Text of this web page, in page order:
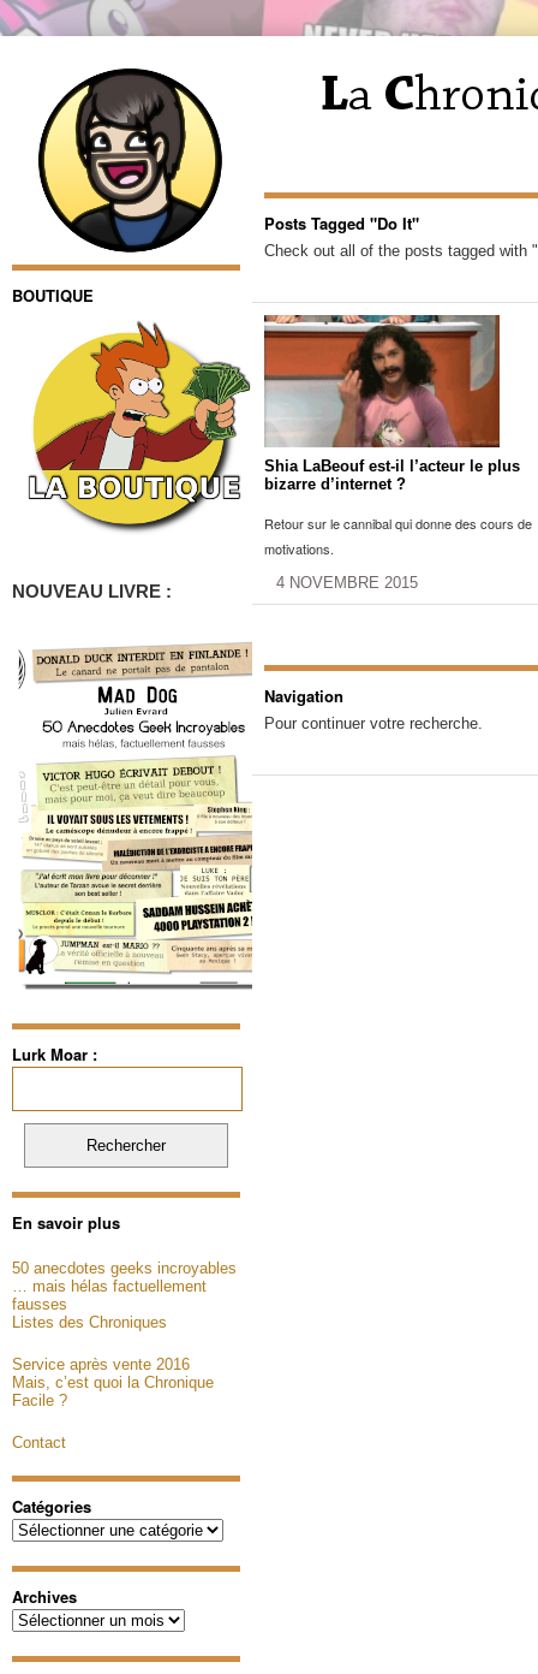
BOUTIQUE
NOUVEAU LIVRE :
Lurk Moar :
En savoir plus
50 anecdotes geeks incroyables
… mais hélas factuellement
fausses
Listes des Chroniques
Service après vente 2016
Mais, c’est quoi la Chronique
Facile ?
Contact
Catégories
Catégories
Archives
Archives
Posts Tagged "Do It"
Check out all of the posts tagged with
Shia LaBeouf est-il l’acteur le plus
bizarre d’internet ?
Retour sur le cannibal qui donne des cours de
motivations.
4 NOVEMBRE 2015
Navigation
Pour continuer votre recherche.